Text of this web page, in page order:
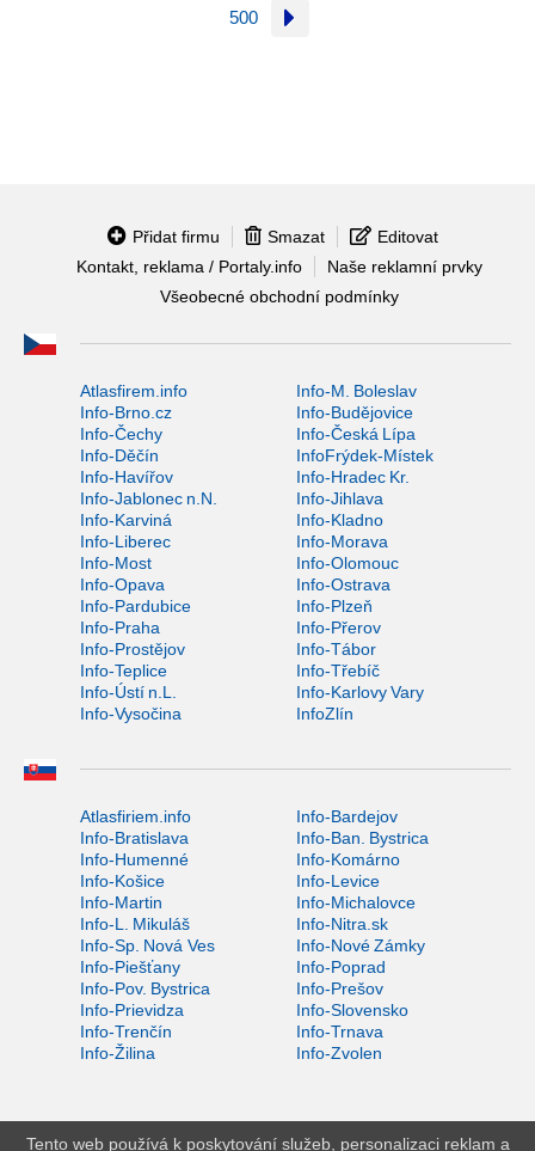
500
Přidat firmu Smazat
Editovat
Kontakt, reklama / Portaly.info
Naše reklamní prvky
Všeobecné obchodní podmínky
Atlasfirem.info
Info-M. Boleslav
Info-Brno.cz
Info-Budějovice
Info-Čechy
Info-Česká Lípa
Info-Děčín
InfoFrýdek-Místek
Info-Havířov
Info-Hradec Kr.
Info-Jablonec n.N.
Info-Jihlava
Info-Karviná
Info-Kladno
Info-Liberec
Info-Morava
Info-Most
Info-Olomouc
Info-Opava
Info-Ostrava
Info-Pardubice
Info-Plzeň
Info-Praha
Info-Přerov
Info-Prostějov
Info-Tábor
Info-Teplice
Info-Třebíč
Info-Ústí n.L.
Info-Karlovy Vary
Info-Vysočina
InfoZlín
Atlasfiriem.info
Info-Bardejov
Info-Bratislava
Info-Ban. Bystrica
Info-Humenné
Info-Komárno
Info-Košice
Info-Levice
Info-Martin
Info-Michalovce
Info-L. Mikuláš
Info-Nitra.sk
Info-Sp. Nová Ves
Info-Nové Zámky
Info-Piešťany
Info-Poprad
Info-Pov. Bystrica
Info-Prešov
Info-Prievidza
Info-Slovensko
Info-Trenčín
Info-Trnava
Info-Žilina
Info-Zvolen
Tento web používá k poskytování služeb, personalizaci reklam a